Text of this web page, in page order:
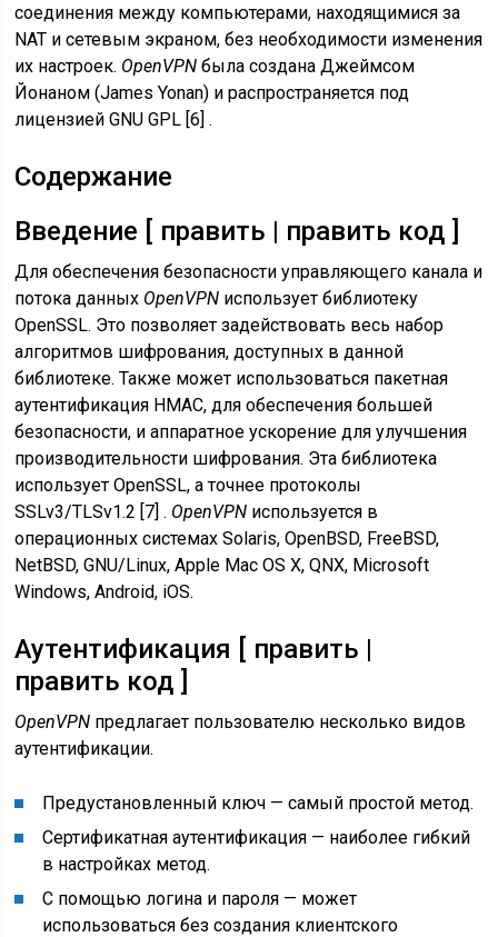
соединения между компьютерами, находящимися за
NAT и сетевым экраном, без необходимости изменения
их настроек. OpenVPN была создана Джеймсом
Йонаном (James Yonan) и распространяется под
лицензией GNU GPL [6] .
Содержание
Введение [ править | править код ]
Для обеспечения безопасности управляющего канала и
потока данных OpenVPN использует библиотеку
OpenSSL. Это позволяет задействовать весь набор
алгоритмов шифрования, доступных в данной
библиотеке. Также может использоваться пакетная
аутентификация HMAC, для обеспечения большей
безопасности, и аппаратное ускорение для улучшения
производительности шифрования. Эта библиотека
использует OpenSSL, а точнее протоколы
SSLv3/TLSv1.2 [7] . OpenVPN используется в
операционных системах Solaris, OpenBSD, FreeBSD,
NetBSD, GNU/Linux, Apple Mac OS X, QNX, Microsoft
Windows, Android, iOS.
Аутентификация [ править |
править код ]
OpenVPN предлагает пользователю несколько видов
аутентификации.
Предустановленный ключ — самый простой метод.
Сертификатная аутентификация — наиболее гибкий
в настройках метод.
С помощью логина и пароля — может
использоваться без создания клиентского